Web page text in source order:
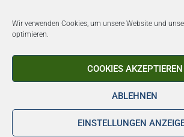
Wir verwenden Cookies, um unsere Website und
optimieren.
COOKIES AKZEPTIEREN
ABLEHNEN
EINSTELLUNGEN
Newsverteiler
Impressum
Datenschutz
Barrierefreiheit